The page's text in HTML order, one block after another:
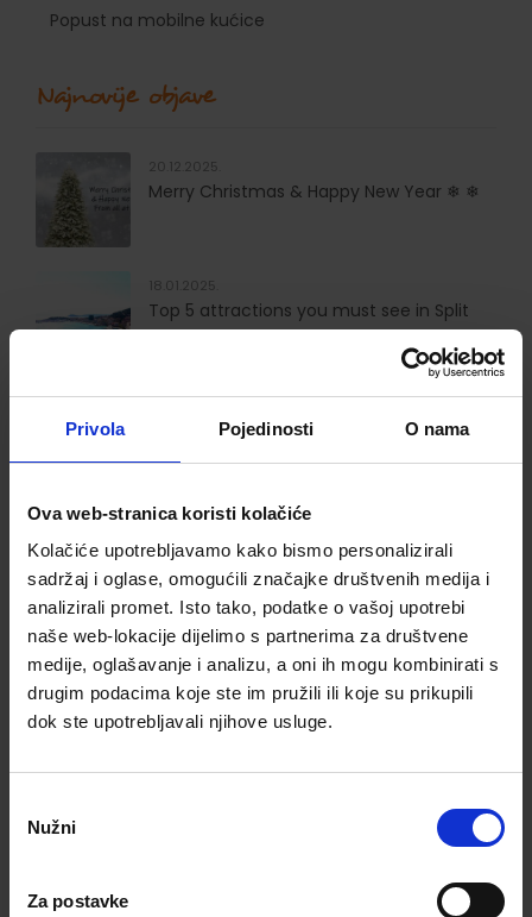
Privola Pojedinosti O nama
Ova web-stranica koristi kolačiće
Kolačiće upotrebljavamo kako bismo personalizirali
sadržaj i oglase, omogućili značajke društvenih medija i
analizirali promet. Isto tako, podatke o vašoj upotrebi
naše web-lokacije dijelimo s partnerima za društvene
medije, oglašavanje i analizu, a oni ih mogu kombinirati s
drugim podacima koje ste im pružili ili koje su prikupili
dok ste upotrebljavali njihove usluge.
pristanka
Nužni
Za postavke
Popust na mobilne kućice
Najnovije objave
20.12.2025.
Merry Christmas & Happy New Year ❄ ❄
18.01.2025.
Top 5 attractions you must see in Split
17.01.2025.
ADAC SUPERPLATZ AWARD
Otkrij Hrvatsku
# Otkrij Hrvatsku
# Izleti
# Atrakcije
# Aktivnosti
# Zabava & Sport